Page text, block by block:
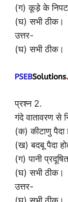
(ग) कूड़े के
(घ) सभी ठीक।
उत्तर-
(घ) सभी ठीक।
प्रश्न 2.
गंदे वातावरण से
(क) कीटाणु पैदा
(ख) बदबू पैदा
(ग) पानी
(घ) सभी ठीक।
उत्तर-